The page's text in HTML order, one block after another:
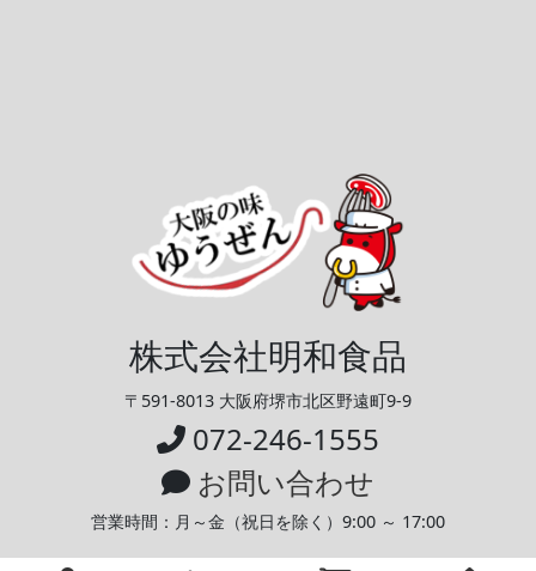
株式会社明和食品
〒591-8013 大阪府堺市北区野遠町9-9
072-246-1555
お問い合わせ
営業時間：月～金（祝日を除く） 9:00 ～ 17:00